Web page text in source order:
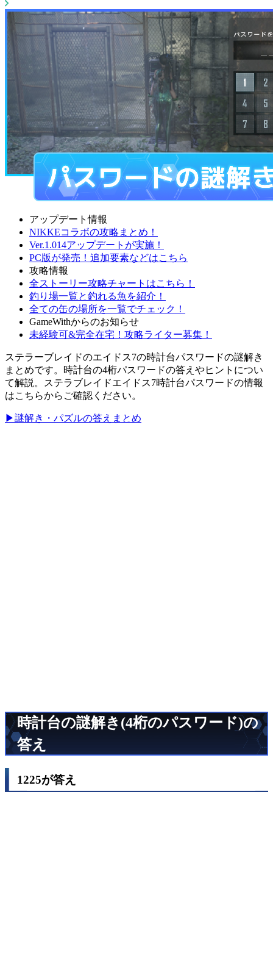
アップデート情報
NIKKEコラボの攻略まとめ！
Ver.1.014アップデートが実施！
PC版が発売！追加要素などはこちら
攻略情報
全ストーリー攻略チャートはこちら！
釣り場一覧と釣れる魚を紹介！
全ての缶の場所を一覧でチェック！
GameWithからのお知らせ
未経験可&完全在宅！攻略ライター募集！
ステラーブレイドのエイドス7の時計台パスワードの謎解き
まとめです。時計台の4桁パスワードの答えやヒントについ
て解説。ステラブレイドエイドス7時計台パスワードの情報
はこちらからご確認ください。
▶謎解き・パズルの答えまとめ
時計台の謎解き(4桁のパスワード)の
答え
1225が答え